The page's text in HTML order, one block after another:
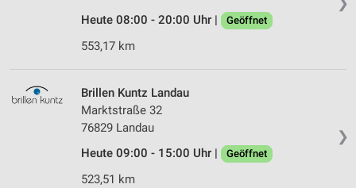
Heute 08:00 - 20:00 Uhr |
Geöffnet
553,17 km
❯
Brillen Kuntz Landau
Marktstraße 32
76829 Landau
Heute 09:00 - 15:00 Uhr |
Geöffnet
523,51 km